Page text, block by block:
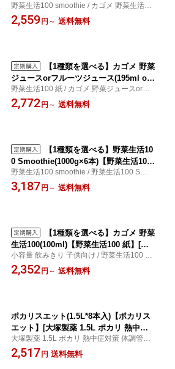
菜生活100 smoothie】
野菜生活100 smoothie / カゴメ 野菜生活10
0スムージー
2,559 円 ～ 送料無料
【1種類を選べる】カゴメ 野菜
ジュースorフルーツジュース(195ml or
200ml×24本)【野菜生活100 紙】
野菜生活100 紙 / カゴメ 野菜ジュースorフ
ルーツジュース
2,772 円 ～ 送料無料
【1種類を選べる】野菜生活10
0 Smoothie(1000g×6本)【野菜生活100
smoothie】
野菜生活100 smoothie / 野菜生活100 Smoo
thie
3,187 円 ～ 送料無料
【1種類を選べる】カゴメ 野菜
生活100(100ml)【野菜生活100 紙】[小
容量 飲みきり 子供向け]
小容量 飲みきり 子供向け / 野菜生活100 紙
/ カゴメ 野菜生活100
2,352 円 ～ 送料無料
ポカリスエット(1.5L*8本入)【ポカリス
エット】[大塚製薬 1.5L ポカリ 熱中症
対策 体調管理 水分補給]
大塚製薬 1.5L ポカリ 熱中症対策 体調管理
水分補給 / ポカリスエット / ポカリスエット
2,517 円 送料無料